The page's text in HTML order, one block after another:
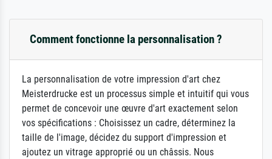
Comment fonctionne la personnalisation ?
La personnalisation de votre impression d'art chez
Meisterdrucke est un processus simple et intuitif qui vous
permet de concevoir une œuvre d'art exactement selon
vos spécifications : Choisissez un cadre, déterminez la
taille de l'image, décidez du support d'impression et
ajoutez un vitrage approprié ou un châssis. Nous